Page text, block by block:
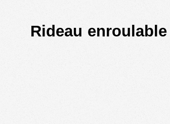
Rideau enroulable